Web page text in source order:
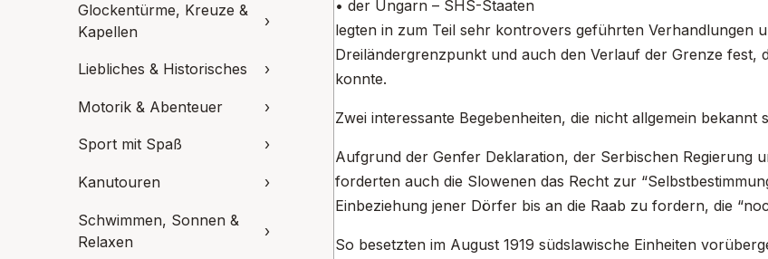
Glockentürme, Kreuze &
Kapellen
›
Liebliches & Historisches ›
Motorik & Abenteuer ›
Sport mit Spaß ›
Kanutouren ›
Schwimmen, Sonnen &
Relaxen
›
• der Ungarn – SHS-Staaten
legten in zum Teil sehr kontrovers geführten Verhandlungen
Dreiländergrenzpunkt und auch den Verlauf der Grenze fest,
konnte.
Zwei interessante Begebenheiten, die nicht allgemein bekannt
Aufgrund der Genfer Deklaration, der Serbischen Regierung
forderten auch die Slowenen das Recht zur
Einbeziehung jener Dörfer bis an die Raab zu fordern, die
So besetzten im August 1919 südslawische Einheiten